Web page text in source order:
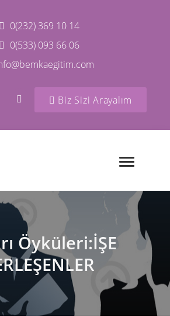
0(232) 369 10 14
0(533) 093 66 06
Biz Sizi Arayalım
Öyküleri:İŞE